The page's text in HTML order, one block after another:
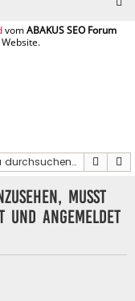
Suche
musst
und angemeldet